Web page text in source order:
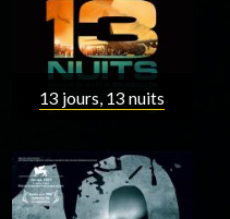
13 jours, 13 nuits